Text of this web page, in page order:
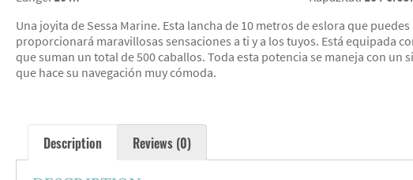
Una joyita de Sessa Marine. Esta lancha de 10 metros de eslora que
proporcionará maravillosas sensaciones a ti y a los tuyos. Está equipada
que suman un total de 500 caballos. Toda esta potencia se maneja con un
que hace su navegación muy cómoda.
Description Reviews (0)